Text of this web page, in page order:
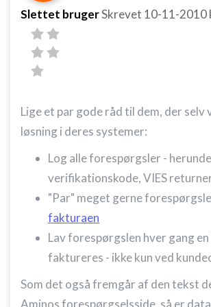
Slettet brugerSkrevet 10-11-2010
Lige et par gode råd til dem, der selv
løsning i deres systemer:
Log alle forespørgsler -
verifikationskode, VIES
"Par" meget gerne
fakturaen
Lav forespørgslen hver gang en
faktureres - ikke kun ved
Som det også fremgår af den tekst
Aminos forespørgselsside, så er
IAB Special Features:
Bruge præcise geografiske
placeringsoplysninger
Identificere enheder baseret på aktivt
Ikke-IAB-behandlingsformål:
Nødvendig
Ydeevne
Funktionel
Annoncering / marketing